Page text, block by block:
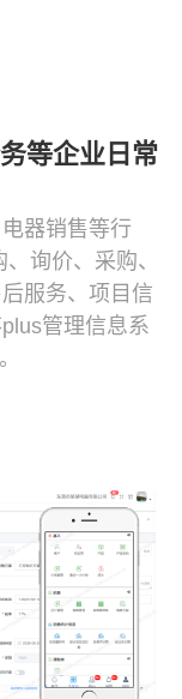
等企业日常
器销售等行
询价、采购、
服务、项目信
管理信息系